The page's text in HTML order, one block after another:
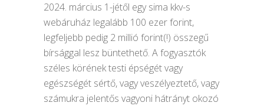
2024. március 1-jétől egy sima kkv-s
webáruház legalább 100 ezer forint,
legfeljebb pedig 2 millió forint(!) összegű
bírsággal lesz büntethető. A fogyasztók
széles körének testi épségét vagy
egészségét sértő, vagy veszélyeztető, vagy
számukra jelentős vagyoni hátrányt okozó